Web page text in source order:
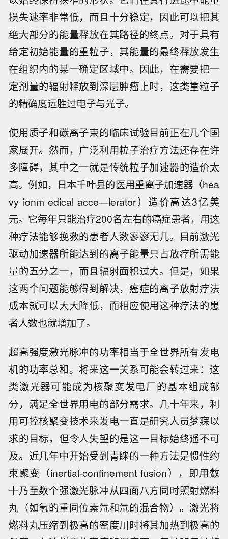
损失速率非常低，而且十分稳定，因此可以把其
绝大部分的能量释放在其路径的终点。对于具有
给定初始能量的重粒子，其能量的最终释放发生
在组织内的某一确定区域中。因此，在需要把一
定剂量的辐射释放到深层肿瘤上时，这类重粒子
的精确度远胜过电子与光子。
使用质子和碳离子束的临床试验目前正在几个国
家展开。然而，广泛利用粒子治疗方法还存在许
多障碍，其中之一就是传统粒子加速器的造价太
高。例如，日本千叶县的医用重离子加速器（hea
vy ionm edical acce—lerator）造价高达3亿美
元。它每年只能治疗200名左右的癌症患者，用这
种疗法能够挽救的患者人数寥寥无几。目前激光
驱动加速器所能达到的离子能量只占放疗所需能
量的五分之一，而且辐射面积过大。但是，如果
这两个问题能够得到解决，癌症的离子放射疗法
成本就可以大大降低，而相应使用这种疗法的患
者人数也就增加了。
超高强度激光脉冲的功率相当于全世界所有发电
机的功率总和。将来这一关系可能会转过来：这
类激光器可能成为核聚变发电厂的基本组成部
分，满足全世界用电的部分需求。几十年来，利
用可控核聚变技术来发电一直是研究人员梦寐以
求的目标，但令人失望的是这一目标始终遥不可
及。近几年中开始受到青睐的一种方法是惯性约
束聚变（inertial-confinement fusion），即用数
十乃至数个强激光脉冲从四面八方同时照射燃料
丸（如氢的重同位素氘和氚的混合物）。激光将
燃料丸压缩到极高的密度川时将其加热到极高的